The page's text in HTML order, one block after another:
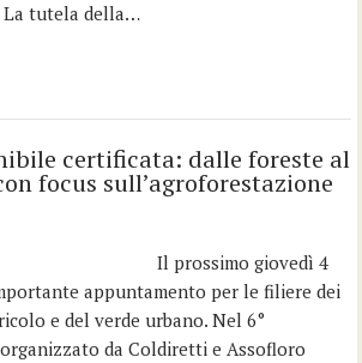
La tutela della…
certificata: dalle foreste al
focus sull’agroforestazione
Il prossimo giovedì 4
appuntamento per le filiere dei
e del verde urbano. Nel 6°
da Coldiretti e Assofloro